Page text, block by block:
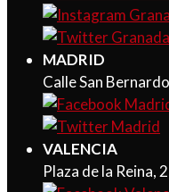
MADRID
Calle San
VALENCIA
Plaza de la Reina,